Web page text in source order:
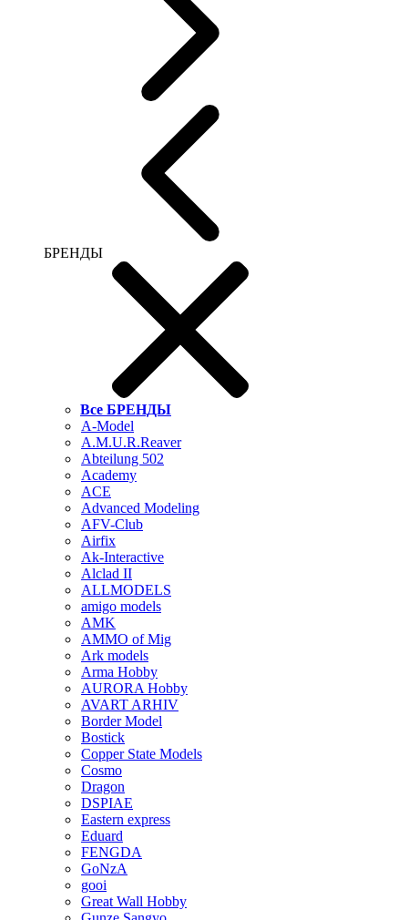
БРЕНДЫ
Все БРЕНДЫ
A-Model
A.M.U.R.Reaver
Abteilung 502
Academy
ACE
Advanced Modeling
AFV-Club
Airfix
Ak-Interactive
Alclad II
ALLMODELS
amigo models
AMK
AMMO of Mig
Ark models
Arma Hobby
AURORA Hobby
AVART ARHIV
Border Model
Bostick
Copper State Models
Cosmo
Dragon
DSPIAE
Eastern express
Eduard
FENGDA
GoNzA
gooi
Great Wall Hobby